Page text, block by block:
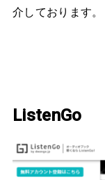
介しております。
ListenGo